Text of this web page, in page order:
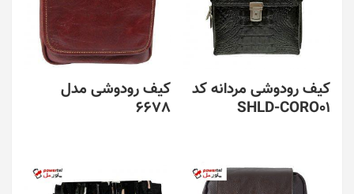
کیف رودوشی مردانه کد
SHLD-CORO01
کیف رودوشی مدل
6678